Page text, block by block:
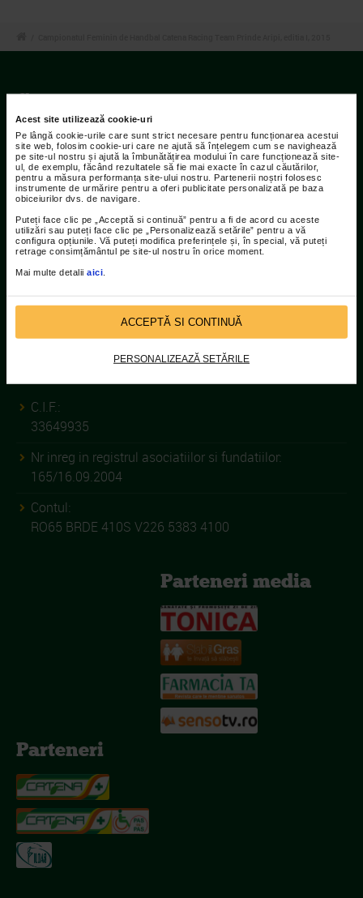
Acest site utilizează cookie-uri
Pe lângă cookie-urile care sunt strict necesare pentru funcționarea acestui
site web, folosim cookie-uri care ne ajută să înțelegem cum se navighează
pe site-ul nostru și ajută la îmbunătățirea modului în care funcționează site-
ul, de exemplu, făcând rezultatele să fie mai exacte în cazul căutărilor,
pentru a măsura performanța site-ului nostru. Partenerii noștri folosesc
instrumente de urmărire pentru a oferi publicitate personalizată pe baza
obiceiurilor dvs. de navigare.
Puteți face clic pe „Acceptă si continuă” pentru a fi de acord cu aceste
utilizări sau puteți face clic pe „Personalizează setările” pentru a vă
configura opțiunile. Vă puteți modifica preferințele și, în special, vă puteți
retrage consimțământul pe site-ul nostru în orice moment.
Mai multe detalii aici
ACCEPTĂ SI CONTINUĂ
PERSONALIZEAZĂ SETĂRILE
Contact
Adresa:
Str Islaz nr. 2 Sector 1 Bucuresti
Telefoane:
021.207.9136 / 021.207.9137
Fax:
021.207.9141
C.I.F.:
33649935
Nr inreg in registrul asociatiilor si fundatiilor:
165/16.09.2004
Contul:
RO65 BRDE 410S V226 5383 4100
Parteneri
Parteneri media